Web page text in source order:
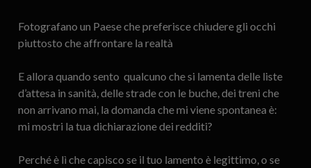
Fotografano un Paese che preferisce chiudere gli occhi
piuttosto che affrontare la realtà
E allora quando sento qualcuno che si lamenta delle liste
d’attesa in sanità, delle strade con le buche, dei treni che
non arrivano mai, la domanda che mi viene spontanea è:
mi mostri la tua dichiarazione dei redditi?
Perché è lì che capisco se il tuo lamento è legittimo, o se